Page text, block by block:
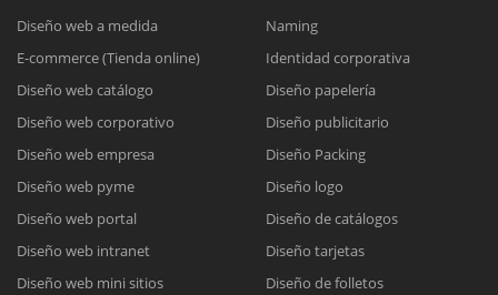
Diseño web a medida
E-commerce (Tienda online)
Diseño web catálogo
Diseño web corporativo
Diseño web empresa
Diseño web pyme
Diseño web portal
Diseño web intranet
Diseño web mini sitios
Naming
Identidad corporativa
Diseño papelería
Diseño publicitario
Diseño Packing
Diseño logo
Diseño de catálogos
Diseño tarjetas
Diseño de folletos